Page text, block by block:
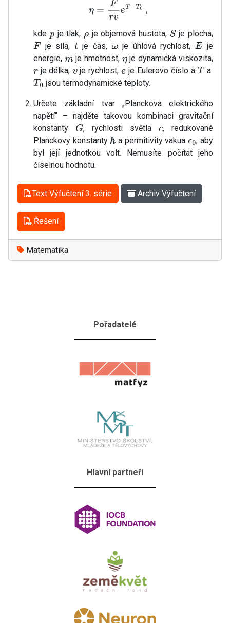
kde p je tlak, ρje objemová hustota, Sje plocha,
F
je síla,tje čas, ωje úhlová rychlost, E
je
energie, mje hmotnost,ηje dynamická viskozita,
rje délka,vje rychlost,e je Eulerovo číslo a T a
T0 jsou termodynamické teploty.
Určete základní tvar „Planckova elektrického
napětí“ – najděte takovou kombinaci gravitační
konstanty G , rychlosti světla c, redukované
Planckovy konstanty ℏ a permitivity vakuaϵ0, aby
byl její jednotkou volt. Nemusíte počítat jeho
číselnou hodnotu.
Text Výfučtení 3. série Archiv Výfučtení
Řešení
Matematika
Pořadatelé
Hlavní partneři